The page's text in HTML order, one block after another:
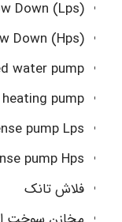
(Blow Down (Lps
(Blow Down (Hps
water pump
heating pump
pump Lps
pump Hps
فلاش تانک